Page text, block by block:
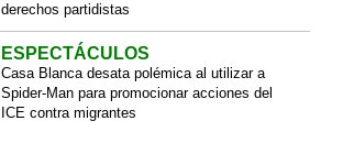
derechos partidistas
ESPECTÁCULOS
Casa Blanca desata polémica al utilizar a
Spider-Man para promocionar acciones del
ICE contra migrantes